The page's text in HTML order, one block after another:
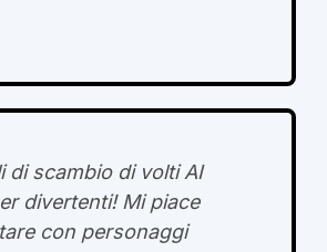
di scambio di volti AI
divertenti! Mi piace
con personaggi